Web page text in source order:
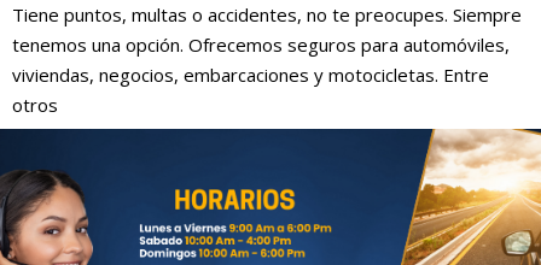
Tiene puntos, multas o accidentes, no te preocupes. Siempre
tenemos una opción. Ofrecemos seguros para automóviles,
viviendas, negocios, embarcaciones y motocicletas. Entre
otros